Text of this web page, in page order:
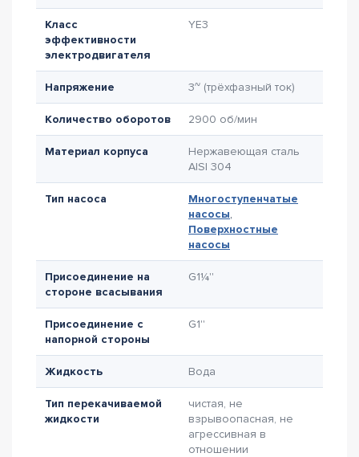
Класс
эффективности
электродвигателя
YE3
Напряжение 3~ (трёхфазный ток)
Количество оборотов 2900 об/мин
Материал корпуса
Нержавеющая сталь
AISI 304
Тип насоса
Многоступенчатые
насосы,
Поверхностные
насосы
Присоединение на
стороне всасывания
G1¼''
Присоединение с
напорной стороны
G1''
Жидкость Вода
Тип перекачиваемой
жидкости
чистая, не
взрывоопасная, не
агрессивная в
отношении